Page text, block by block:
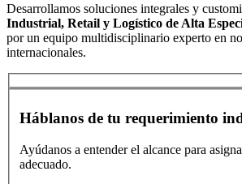
Desarrollamos soluciones integrales y
Industrial, Retail y Logístico de Alta
por un equipo multidisciplinario experto en
internacionales.
Háblanos de tu requerimiento
Ayúdanos a entender el alcance para
adecuado.